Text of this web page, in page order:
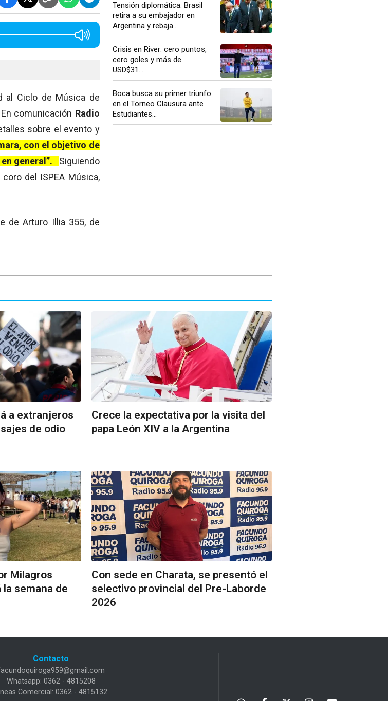
al Ciclo de Música de
comunicación Radio
sobre el evento y
con el objetivo de
general”. Siguiendo
del ISPEA Música,
de Arturo Illia 355, de
Tensión diplomática: Brasil
retira a su embajador en
Argentina y rebaja...
Crisis en River: cero puntos,
cero goles y más de
USD$31...
Boca busca su primer triunfo
en el Torneo Clausura ante
Estudiantes...
a extranjeros
de odio
Crece la expectativa por la visita del
papa León XIV a la Argentina
Milagros
semana de
Con sede en Charata, se presentó el
selectivo provincial del Pre-Laborde
2026
Contacto
Whatsapp: 0362 - 4815208
Comercial: 0362 - 4815132